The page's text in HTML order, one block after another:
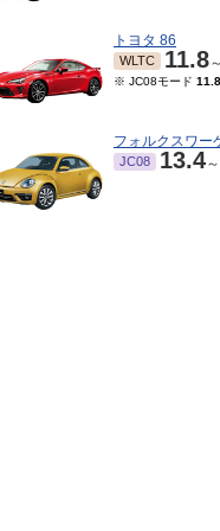
トヨタ 86
WLTC 11.8～
※ JC08モード 11.8
JC08 13.4～